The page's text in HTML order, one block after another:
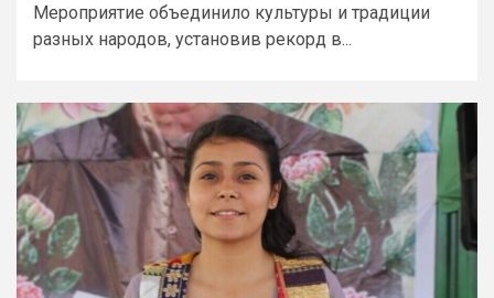
Мероприятие объединило культуры и традиции
разных народов, установив рекорд в...